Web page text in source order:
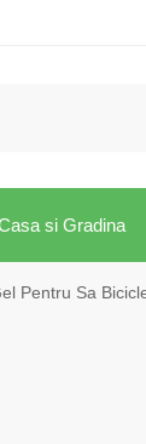
si Gradina
Pentru Sa